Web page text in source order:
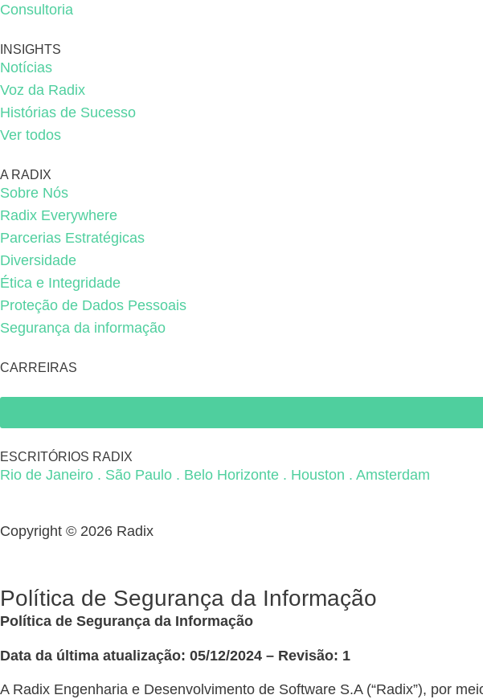
Consultoria
INSIGHTS
Notícias
Voz da Radix
Histórias de Sucesso
Ver todos
A RADIX
Sobre Nós
Radix Everywhere
Parcerias Estratégicas
Diversidade
Ética e Integridade
Proteção de Dados Pessoais
Segurança da informação
CARREIRAS
ESCRITÓRIOS RADIX
Rio de Janeiro . São Paulo . Belo Horizonte . Houston . Amsterdam
Copyright © 2026 Radix
Política de Segurança da Informação
Política de Segurança da Informação
Data da última atualização: 05/12/2024 – Revisão: 1
A Radix Engenharia e Desenvolvimento de Software S.A (“Radix”), por